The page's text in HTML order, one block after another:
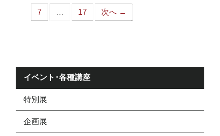
の
7 … 17 次へ →
イベント･各種講座
特別展
企画展